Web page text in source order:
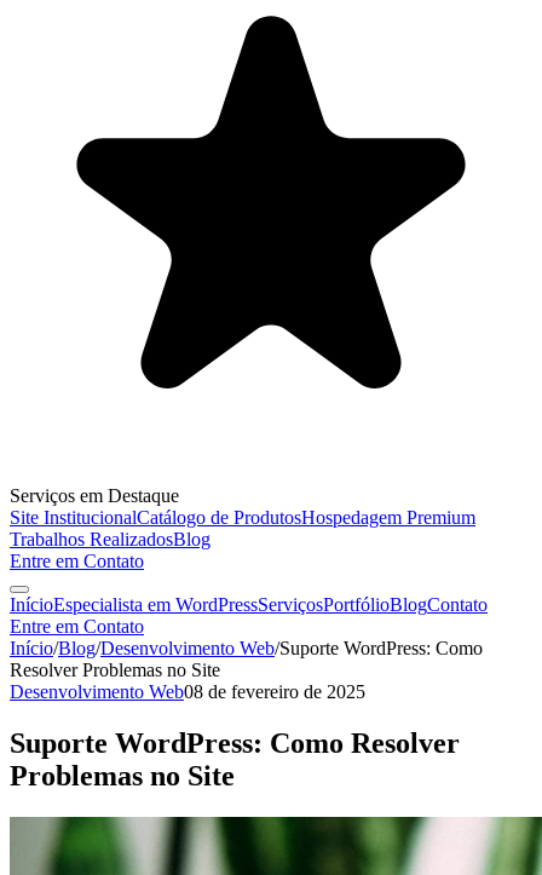
Serviços em Destaque
Site InstitucionalCatálogo de ProdutosHospedagem Premium
Trabalhos RealizadosBlog
Entre em Contato
InícioEspecialista em WordPressServiçosPortfólioBlogContato
Entre em Contato
Início/Blog/Desenvolvimento Web/Suporte WordPress: Como
Resolver Problemas no Site
Desenvolvimento Web08 de fevereiro de 2025
Suporte WordPress: Como Resolver
Problemas no Site